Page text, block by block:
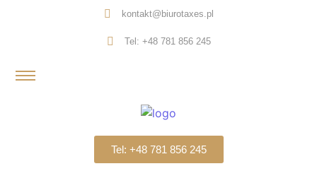
kontakt@biurotaxes.pl
Tel: +48 781 856 245
Tel: +48 781 856 245